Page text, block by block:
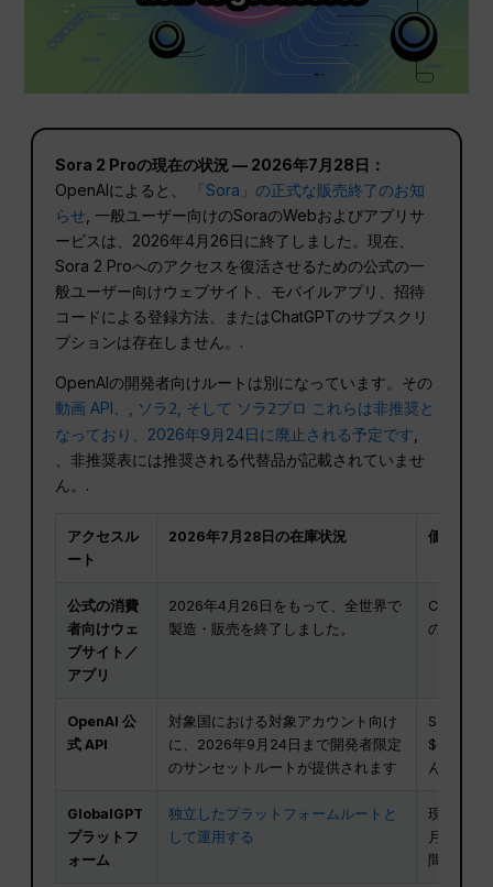
Sora 2 Proの現在の状況 — 2026年7月28日：
OpenAIによると、
「Sora」の正式な販売終了のお知
らせ , 一般ユーザー向けのSoraのWebおよびアプリサ
ービスは、2026年4月26日に終了しました。現在、
Sora 2 Proへのアクセスを復活させるための公式の一
般ユーザー向けウェブサイト、モバイルアプリ、招待
コードによる登録方法、またはChatGPTのサブスクリ
プションは存在しません。.
OpenAIの開発者向けルートは別になっています。その
動画 API、,
ソラ2 , そして ソラ2プロ これらは非推奨と
なっており、2026年9月24日に廃止される予定です
、非推奨表には推奨される代替品が記載されていませ
ん。.
アクセスル
ート
2026年7月28日の在庫状況 価格と制
公式の消費
者向けウェ
ブサイト／
アプリ
2026年4月26日をもって、全世界で
製造・販売を終了しました。
の月額プ
OpenAI 公
式 API
対象国における対象アカウント向け
に、2026年9月24日まで開発者限定
のサンセットルートが提供されます
Sora 2
$0.30、
ん。
GlobalGPT
プラットフ
ォーム
独立したプラットフォームルートと
して運用する
現在のペ
月額
間の透か